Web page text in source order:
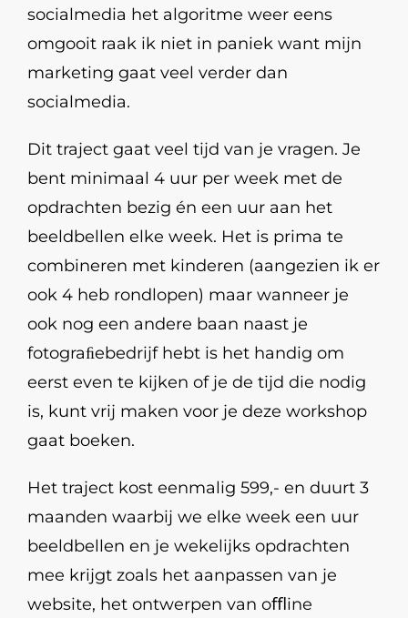
socialmedia het algoritme weer eens
omgooit raak ik niet in paniek want mijn
marketing gaat veel verder dan
socialmedia.
Dit traject gaat veel tijd van je vragen. Je
bent minimaal 4 uur per week met de
opdrachten bezig én een uur aan het
beeldbellen elke week. Het is prima te
combineren met kinderen (aangezien ik er
ook 4 heb rondlopen) maar wanneer je
ook nog een andere baan naast je
fotograﬁebedrijf hebt is het handig om
eerst even te kijken of je de tijd die nodig
is, kunt vrij maken voor je deze workshop
gaat boeken.
Het traject kost eenmalig 599,- en duurt 3
maanden waarbij we elke week een uur
beeldbellen en je wekelijks opdrachten
mee krijgt zoals het aanpassen van je
website, het ontwerpen van oﬄine